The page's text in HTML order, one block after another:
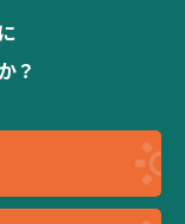
？